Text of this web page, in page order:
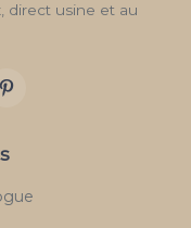
direct usine et au